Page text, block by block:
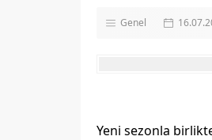
Genel
Yeni sezonla